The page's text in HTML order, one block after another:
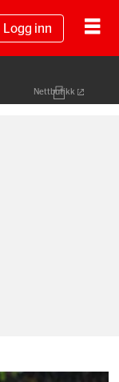
Logg inn
Nettbutikk